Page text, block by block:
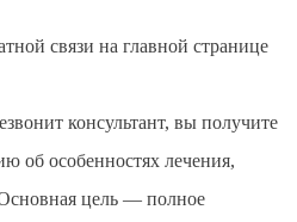
связи на главной странице
консультант, вы получите
особенностях лечения,
цель — полное